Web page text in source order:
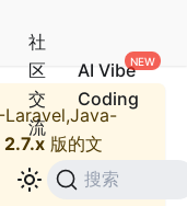
社
区
交
流
AI Vibe
Coding
搜索
Laravel,Java-
2.7.x 版的文